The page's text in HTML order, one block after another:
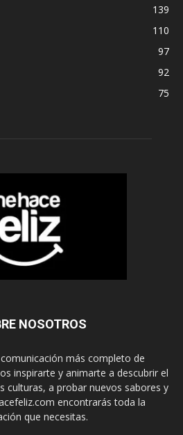
139
110
97
92
75
NOSOTROS
más completo de
inspirarte y animarte a descubrir el
culturas, a probar nuevos sabores y
encontrarás toda la
que necesitas.